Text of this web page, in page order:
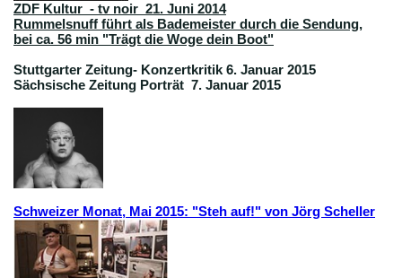
ZDF Kultur - tv noir 21. Juni 2014
Rummelsnuff führt als Bademeister durch die Sendung,
bei ca. 56 min "Trägt die Woge dein Boot"
Stuttgarter Zeitung- Konzertkritik 6. Januar 2015
Sächsische Zeitung Porträt 7. Januar 2015
Schweizer Monat, Mai 2015: "Steh auf!" von Jörg Scheller